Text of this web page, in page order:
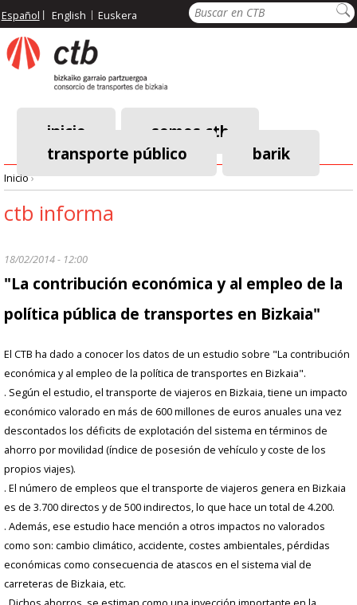
Pasar
al
contenido
principal
Buscar
Español English Euskera
Menú
principal
inicio
somos ctb
transporte público
barik
Ruta
navegación
Inicio›
ctb informa
18/02/2014 - 12:00
"La contribución económica y al empleo de la
política pública de transportes en Bizkaia"
El CTB ha dado a conocer los datos de un estudio sobre "La contribución
económica y al empleo de la política de transportes en Bizkaia".
. Según el estudio, el transporte de viajeros en Bizkaia, tiene un impacto
económico valorado en más de 600 millones de euros anuales una vez
descontados los déficits de explotación del sistema en términos de
ahorro por movilidad (índice de posesión de vehículo y coste de los
propios viajes).
. El número de empleos que el transporte de viajeros genera en Bizkaia
es de 3.700 directos y de 500 indirectos, lo que hace un total de 4.200.
. Además, ese estudio hace mención a otros impactos no valorados
como son: cambio climático, accidente, costes ambientales, pérdidas
económicas como consecuencia de atascos en el sistema vial de
carreteras de Bizkaia, etc.